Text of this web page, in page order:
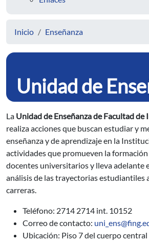
Inicio Enseñanza
Unidad de
La Unidad de Enseñanza de Facultad de
realiza acciones que buscan estudiar y
enseñanza y de aprendizaje en la
actividades que promueven la
docentes universitarios y lleva adelante
análisis de las trayectorias estudiantiles
carreras.
Teléfono: 2714 2714 int. 10152
Correo de contacto:
Ubicación: Piso 7 del cuerpo